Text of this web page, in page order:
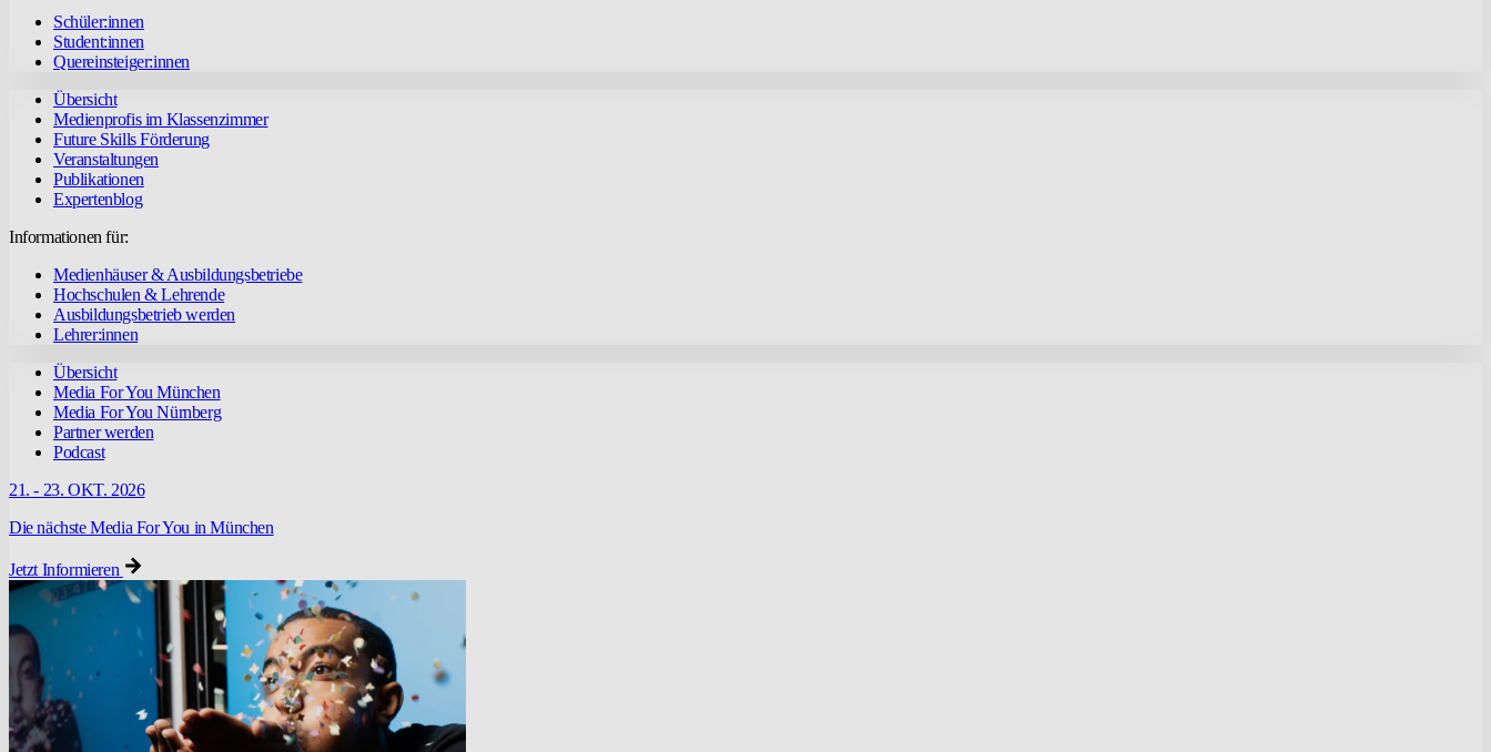
Schüler:innen
Student:innen
Quereinsteiger:innen
Übersicht
Medienprofis im Klassenzimmer
Future Skills Förderung
Veranstaltungen
Publikationen
Expertenblog
Informationen für:
Medienhäuser & Ausbildungsbetriebe
Hochschulen & Lehrende
Ausbildungsbetrieb werden
Lehrer:innen
Übersicht
Media For You München
Media For You Nürnberg
Partner werden
Podcast
21. - 23. OKT. 2026
Die nächste Media For You in München
Jetzt Informieren